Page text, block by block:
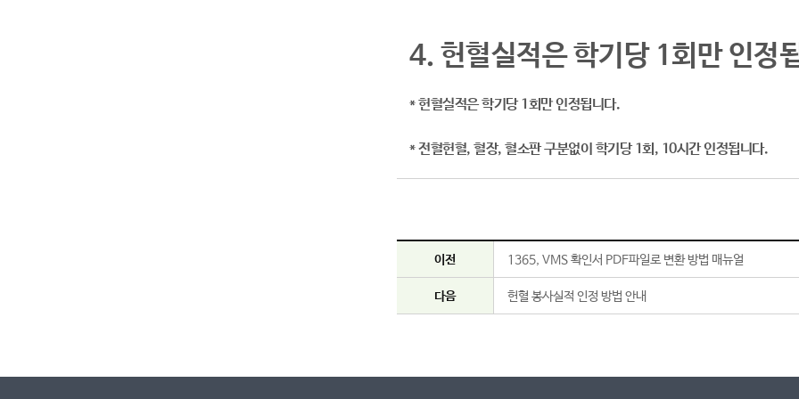
4. 헌혈실적은 학기당 1회만 인정
* 헌혈실적은 학기당 1회만 인정됩니다.
* 전혈헌혈, 혈장, 혈소판 구분없이 학기당 1회, 10시간 인정됩니다.
이전 1365, VMS 확인서 PDF파일로 변환 방법 매뉴얼
다음 헌혈 봉사실적 인정 방법 안내